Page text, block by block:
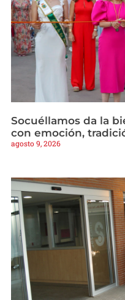
Socuéllamos da la
con emoción,
agosto 9, 2026